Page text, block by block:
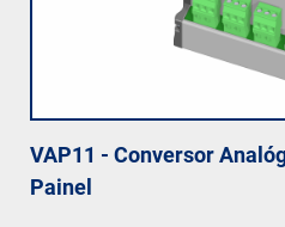
VAP11 - Conversor
Painel